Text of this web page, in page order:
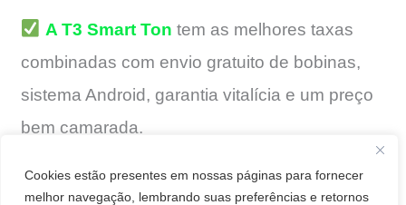
Cookies estão presentes em nossas páginas para fornecer
melhor navegação, lembrando suas preferências e retornos
A T3 Smart Ton tem as melhores taxas
combinadas com envio gratuito de bobinas,
sistema Android, garantia vitalícia e um preço
bem camarada.